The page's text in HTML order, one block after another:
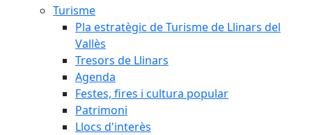
Turisme
Pla estratègic de Turisme de Llinars del
Vallès
Tresors de Llinars
Agenda
Festes, fires i cultura popular
Patrimoni
Llocs d'interès